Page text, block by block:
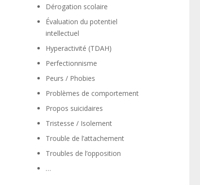
Dérogation scolaire
Évaluation du potentiel
intellectuel
Hyperactivité (TDAH)
Perfectionnisme
Peurs / Phobies
Problèmes de comportement
Propos suicidaires
Tristesse / Isolement
Trouble de l’attachement
Troubles de l’opposition
…